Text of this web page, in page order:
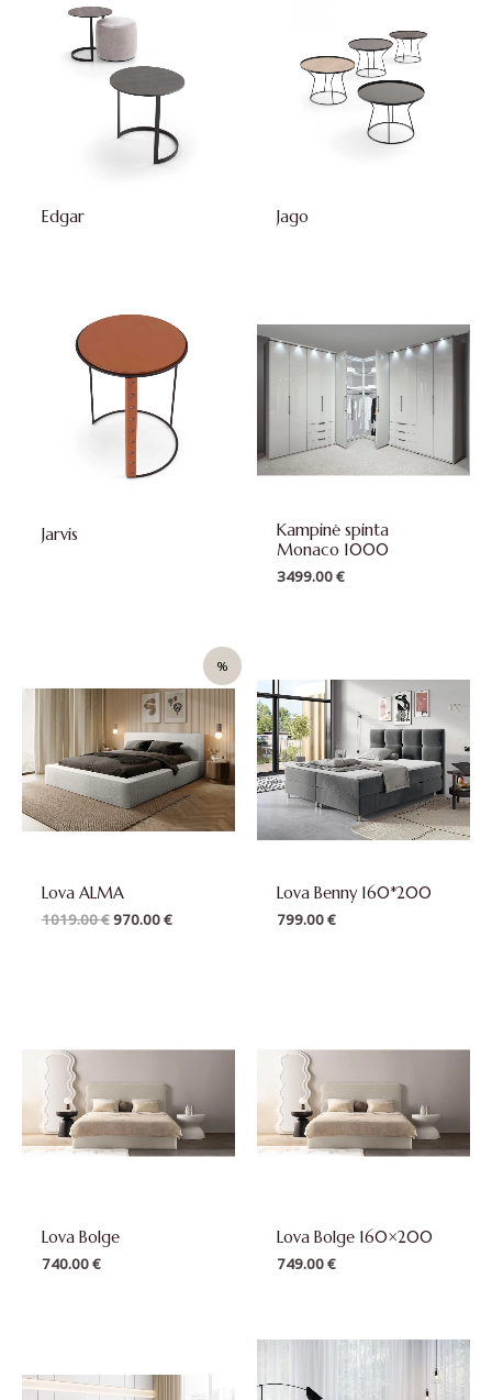
Edgar Jago
Jarvis
Kampinė spinta
Monaco 1000
3499.00€
%
Lova ALMA
1019.00€
was:
1019.00 €.
970.00€
Current
is:
970.00 €.
Lova Benny 160*200
799.00€
Lova Bolge
740.00€
Lova Bolge 160×200
749.00€